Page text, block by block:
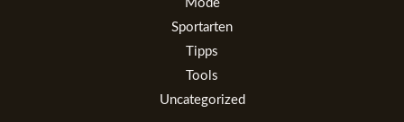
Mode
Sportarten
Tipps
Tools
Uncategorized